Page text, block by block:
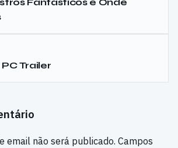
Trailer
email não será publicado. Campos